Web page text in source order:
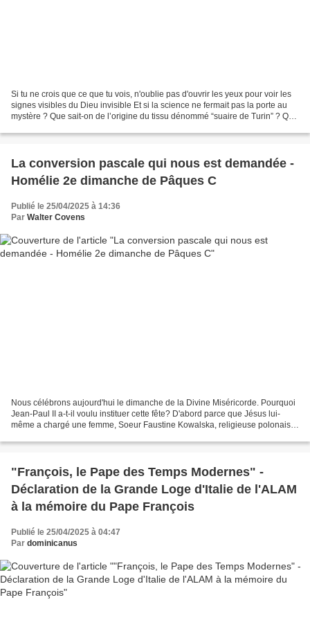
Si tu ne crois que ce que tu vois, n'oublie pas d'ouvrir les yeux pour voir les
signes visibles du Dieu invisible Et si la science ne fermait pas la porte au
mystère ? Que sait-on de l’origine du tissu dénommé “suaire de Turin” ? Que
La conversion pascale qui nous est demandée -
Homélie 2e dimanche de Pâques C
Publié le 25/04/2025 à 14:36
Par Walter Covens
Nous célébrons aujourd'hui le dimanche de la Divine Miséricorde. Pourquoi
Jean-Paul II a-t-il voulu instituer cette fête? D'abord parce que Jésus lui-
même a chargé une femme, Soeur Faustine Kowalska, religieuse polonaise,
"François, le Pape des Temps Modernes" -
Déclaration de la Grande Loge d'Italie de l'ALAM
à la mémoire du Pape François
Publié le 25/04/2025 à 04:47
Par dominicanus